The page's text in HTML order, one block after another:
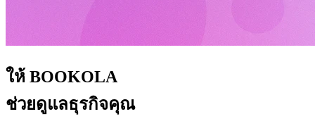
ให้ BOOKOLA
ช่วยดูแลธุรกิจคุณ